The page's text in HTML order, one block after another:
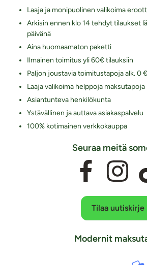
Laaja ja monipuolinen valikoima
Arkisin ennen klo 14 tehdyt tilaukset
päivänä
Aina huomaamaton paketti
Ilmainen toimitus yli 60€ tilauksiin
Paljon joustavia toimitustapoja alk. 0 €
Laaja valikoima helppoja maksutapoja
Asiantunteva henkilökunta
Ystävällinen ja auttava asiakaspalvelu
100% kotimainen verkkokauppa
Seuraa meitä
Tilaa uutiskirje
Modernit